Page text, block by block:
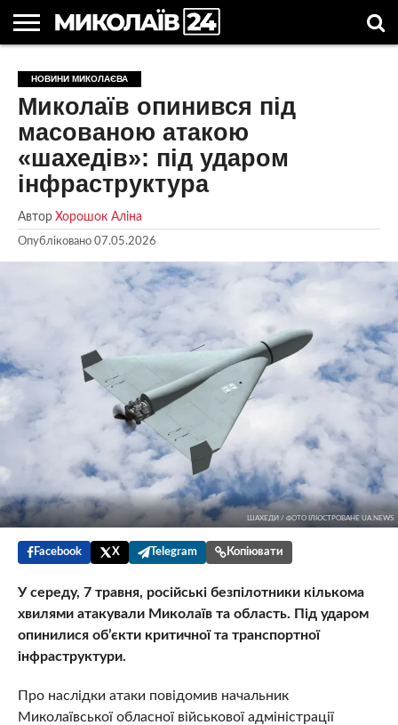
НОВИНИ
НОВИНИ
МИКОЛАЄВА
МИКОЛАЇВСЬКА
ОБЛАСТЬ
НОВИНИ
СПОРТУ
УКРАЇНА
ТА СВІТ
НОВИНИ
КОМПАНІЙ
АСТРОЛОГІЯ
СВЯТА
В
УКРАЇНІ
КОРИСНІ
СТАТТІ
НОВИНИ МИКОЛАЄВА
Миколаїв опинився під
масованою атакою
«шахедів»: під ударом
інфраструктура
Автор Хорошок Аліна
Опубліковано 07.05.2026
ШАХЕДИ / ФОТО ІЛЮСТРОВАНЕ UA.NEWS
Facebook X Telegram Копіювати
У середу, 7 травня, російські безпілотники кількома
хвилями атакували Миколаїв та область. Під ударом
опинилися об’єкти критичної та транспортної
інфраструктури.
Про наслідки атаки повідомив начальник
Миколаївської обласної військової адміністрації